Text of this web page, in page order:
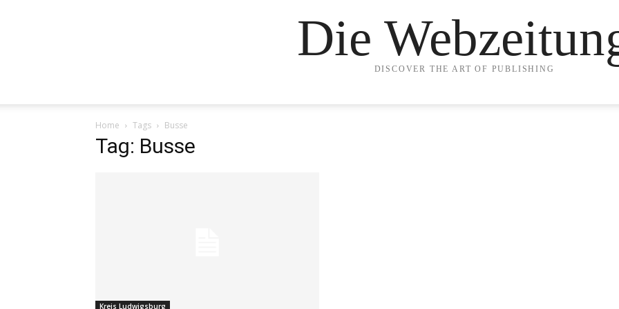
Die
DISCOVER THE ART OF PUBLISHING
Home Tags Busse
Tag: Busse
Kreis Ludwigsburg